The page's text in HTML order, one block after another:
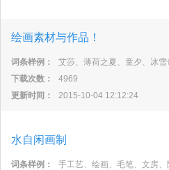
绘画素材与作品！
词条样例：
艾莎、薄荷之夏、童夕、冰
下载次数：
4969
更新时间：
2015-10-04 12:12:24
水自闲画制
词条样例：
手工艺、绘画、毛笔、文房